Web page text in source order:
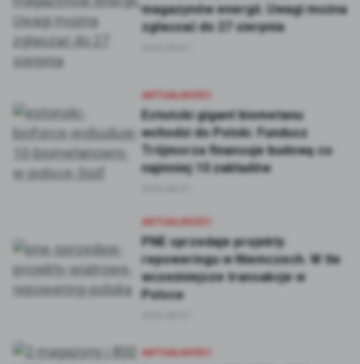
magazynów energii. Uwagi można
zgłaszać do 27 sierpnia
AKTUALNOŚCI
Estoński gigant biometanu
wchodzi do Polski. Fundusz
Trójmorza finansuje budowę co
najmniej 10 zakładów
AKTUALNOŚCI
PNE sprzedaje projekty
repoweringu w Niemczech. W tle
wcześniejsze transakcje w
Polsce